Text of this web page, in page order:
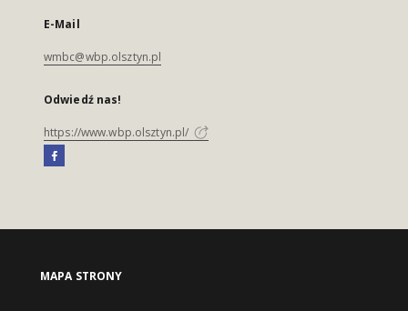
E-Mail
wmbc@wbp.olsztyn.pl
Odwiedź nas!
https://www.wbp.olsztyn.pl/
MAPA STRONY